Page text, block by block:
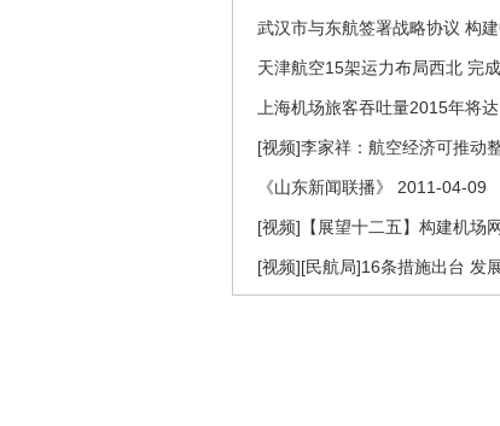
武汉市与东航签署战略协议 构
天津航空15架运力布局西北 完
上海机场旅客吞吐量2015年将
[视频]李家祥：航空经济可推动
《山东新闻联播》 2011-04-09
[视频]【展望十二五】构建机场
[视频][民航局]16条措施出台 发